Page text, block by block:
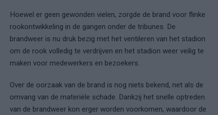
Hoewel er geen gewonden vielen, zorgde de brand voor flinke
rookontwikkeling in de gangen onder de tribunes. De
brandweer is nu druk bezig met het ventileren van het stadion
om de rook volledig te verdrijven en het stadion weer veilig te
maken voor medewerkers en bezoekers.
Over de oorzaak van de brand is nog niets bekend, net als de
omvang van de materiële schade. Dankzij het snelle optreden
van de brandweer kon erger worden voorkomen, waardoor de